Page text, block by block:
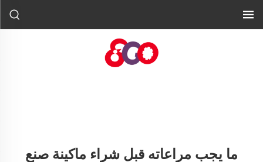
ما يجب مراعاته قبل شراء ماكينة صنع